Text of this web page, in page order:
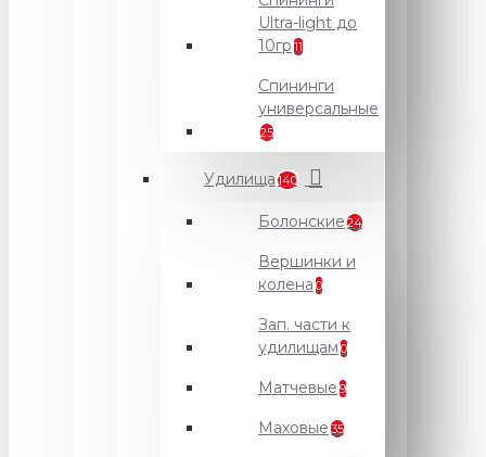
Ultra-light до
10гр 11
Спининги
универсальные
25
Удилища 140
Болонские 24
Вершинки и
колена 0
Зап. части к
удилищам 0
Матчевые 9
Маховые 35